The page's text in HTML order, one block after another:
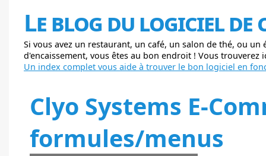
Le blog du logiciel de
Si vous avez un restaurant, un café, un salon de thé, ou
d'encaissement, vous êtes au bon endroit ! Vous
Un index complet vous aide à trouver le bon logiciel en
Clyo Systems E-
formules/menus